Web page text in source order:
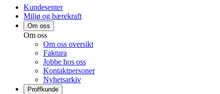
Kundesenter
Miljø og bærekraft
Om oss
Om oss
Om oss oversikt
Faktura
Jobbe hos oss
Kontaktpersoner
Nyhetsarkiv
Proffkunde